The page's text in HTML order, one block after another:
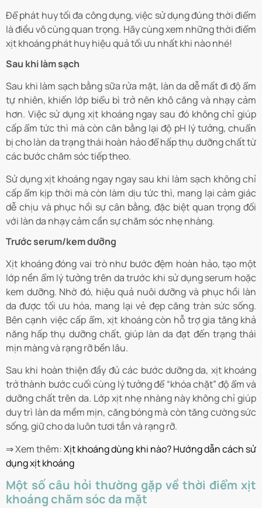
Để phát huy tối đa công dụng, việc sử dụng đúng thời điểm
là điều vô cùng quan trọng. Hãy cùng xem những thời điểm
xịt khoáng phát huy hiệu quả tối ưu nhất khi nào nhé!
Sau khi làm sạch
Sau khi làm sạch bằng sữa rửa mặt, làn da dễ mất đi độ ẩm
tự nhiên, khiến lớp biểu bì trở nên khô căng và nhạy cảm
hơn. Việc sử dụng xịt khoáng ngay sau đó không chỉ giúp
cấp ẩm tức thì mà còn cân bằng lại độ pH lý tưởng, chuẩn
bị cho làn da trạng thái hoàn hảo để hấp thụ dưỡng chất từ
các bước chăm sóc tiếp theo.
Sử dụng xịt khoáng ngay ngay sau khi làm sạch không chỉ
cấp ẩm kịp thời mà còn làm dịu tức thì, mang lại cảm giác
dễ chịu và phục hồi sự cân bằng, đặc biệt quan trọng đối
với làn da nhạy cảm cần sự chăm sóc nhẹ nhàng.
Trước serum/kem dưỡng
Xịt khoáng đóng vai trò như bước đệm hoàn hảo, tạo một
lớp nền ẩm lý tưởng trên da trước khi sử dụng serum hoặc
kem dưỡng. Nhờ đó, hiệu quả nuôi dưỡng và phục hồi làn
da được tối ưu hóa, mang lại vẻ đẹp căng tràn sức sống.
Bên cạnh việc cấp ẩm, xịt khoáng còn hỗ trợ gia tăng khả
năng hấp thụ dưỡng chất, giúp làn da đạt đến trạng thái
mịn màng và rạng rỡ bền lâu.
Sau khi hoàn thiện đầy đủ các bước dưỡng da, xịt khoáng
trở thành bước cuối cùng lý tưởng để “khóa chặt” độ ẩm và
dưỡng chất trên da. Lớp xịt nhẹ nhàng này không chỉ giúp
duy trì làn da mềm mịn, căng bóng mà còn tăng cường sức
sống, giữ cho da luôn tươi tắn và rạng rỡ.
⇒ Xem thêm:Xịt khoáng dùng khi nào? Hướng dẫn cách sử
dụng xịt khoáng
Một số câu hỏi thường gặp về thời điểm xịt
khoáng chăm sóc da mặt